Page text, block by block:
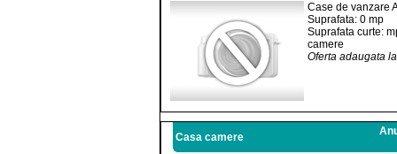
Case de vanzare
Suprafata: 0 mp
Suprafata curte:
camere
Oferta adaugata
Casa camere